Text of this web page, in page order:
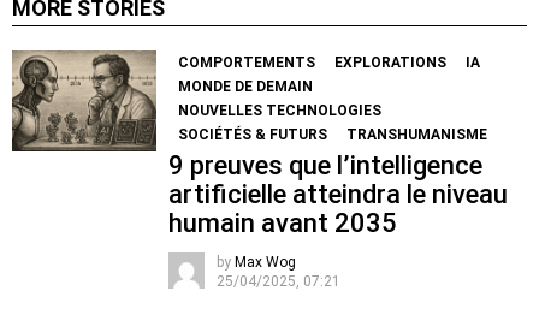
MORE STORIES
COMPORTEMENTS EXPLORATIONS
IA
MONDE DE DEMAIN
NOUVELLES TECHNOLOGIES
SOCIÉTÉS & FUTURS
TRANSHUMANISME
9 preuves que l’intelligence
artificielle atteindra le niveau
humain avant 2035
by Max Wog
25/04/2025, 07:21